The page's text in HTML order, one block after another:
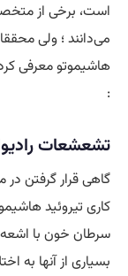
است، برخی از
می‌دانند ؛ ولی
هاشیموتو معرفی
:
تشعشعات
گاهی قرار گرفتن
کاری تیروئید
سرطان خون با اشعه
بسیاری از آنها به